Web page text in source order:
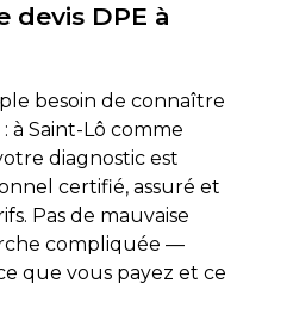
devis DPE à
besoin de connaître
à Saint-Lô comme
diagnostic est
certifié, assuré et
Pas de mauvaise
compliquée —
que vous payez et ce